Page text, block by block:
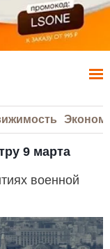
9 марта
военной